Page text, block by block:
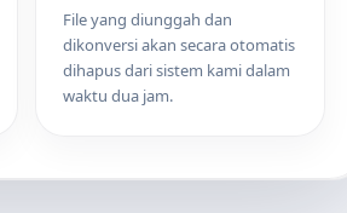
File yang diunggah dan
dikonversi akan secara otomatis
dihapus dari sistem kami dalam
waktu dua jam.